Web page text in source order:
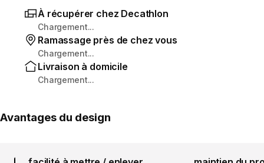
À récupérer chez Decathlon
Chargement...
Ramassage près de chez vous
Chargement...
Livraison à domicile
Chargement...
Avantages du design